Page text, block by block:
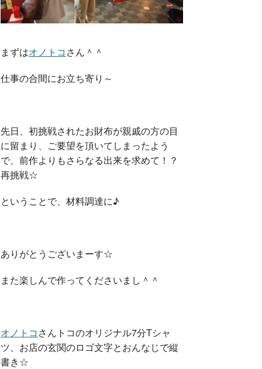
k
まずはオノトコ さん＾＾
仕事の合間にお立ち寄り～
先日、初挑戦されたお財布が親戚の方の目
に留まり、ご要望を頂いてしまったよう
で、前作よりもさらなる出来を求めて！？
再挑戦☆
ということで、材料調達に♪
ありがとうございまーす☆
また楽しんで作ってくださいまし＾＾
オノトコ さんトコのオリジナル7分Tシャ
ツ、お店の玄関のロゴ文字とおんなじで縦
書き☆